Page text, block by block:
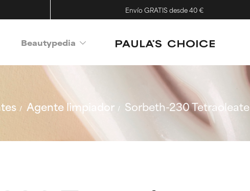
Envío GRATIS desde 40 €
Beautypedia
Agente limpiador
Sorbeth-230 Tetraoleate